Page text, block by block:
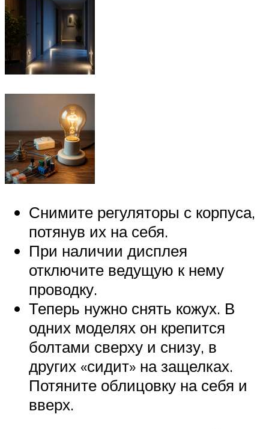
Снимите регуляторы с корпуса,
потянув их на себя.
При наличии дисплея
отключите ведущую к нему
проводку.
Теперь нужно снять кожух. В
одних моделях он крепится
болтами сверху и снизу, в
других «сидит» на защелках.
Потяните облицовку на себя и
вверх.